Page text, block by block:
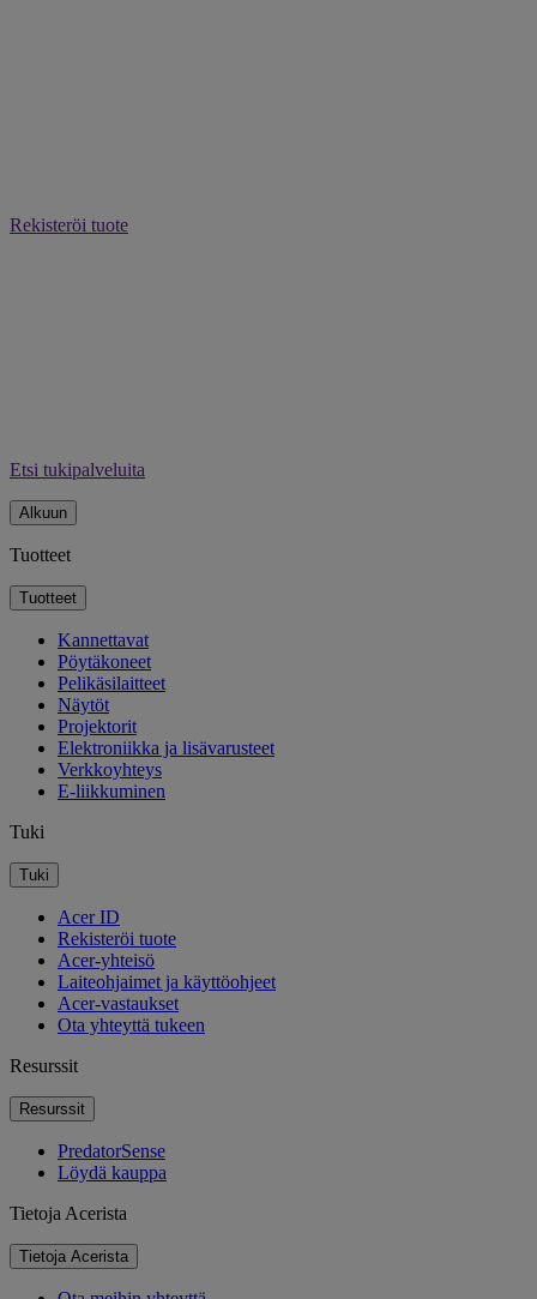
Rekisteröi tuote
Etsi tukipalveluita
Alkuun
Tuotteet
Tuotteet
Kannettavat
Pöytäkoneet
Pelikäsilaitteet
Näytöt
Projektorit
Elektroniikka ja lisävarusteet
Verkkoyhteys
E-liikkuminen
Tuki
Tuki
Acer ID
Rekisteröi tuote
Acer-yhteisö
Laiteohjaimet ja käyttöohjeet
Acer-vastaukset
Ota yhteyttä tukeen
Resurssit
Resurssit
PredatorSense
Löydä kauppa
Tietoja Acerista
Tietoja Acerista